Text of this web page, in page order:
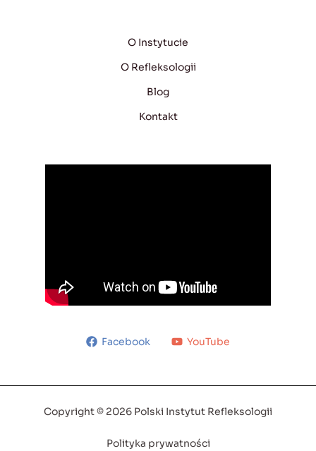
O Instytucie
O Refleksologii
Blog
Kontakt
Facebook YouTube
Copyright © 2026 Polski Instytut Refleksologii
Polityka prywatności